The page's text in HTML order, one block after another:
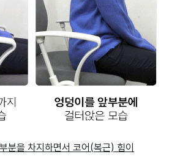
분을 차지하면서 코어(복근) 힘이